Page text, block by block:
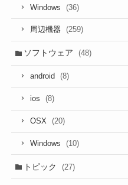
Windows (36)
周辺機器 (259)
ソフトウェア (48)
android (8)
ios (8)
OSX (20)
Windows (10)
トピック (27)